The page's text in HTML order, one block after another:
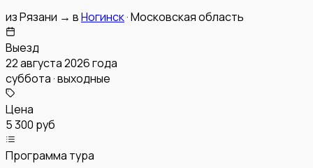
изРязани → вНогинск·Московская область
Выезд
22 августа 2026 года
суббота · выходные
Цена
5 300 руб
Программа тура